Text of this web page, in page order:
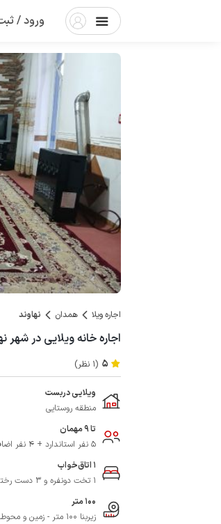
ورود /
اجاره ویلا همدان نهاوند
اجاره خانه ویلایی در شهر
5 (1 نظر)
ویلایی دربست
منطقه روستایی
تا 9 مهمان
5 نفر استاندارد + 4 نفر اضافه
1 اتاق‌خواب
1 تخت دونفره و 3 دست رختخواب
100 متر
زیربنا 100 متر - زمین و محوطه 400 متر